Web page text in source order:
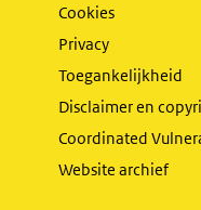
Cookies
Privacy
Toegankelijkheid
Disclaimer en
Coordinated
Website archief